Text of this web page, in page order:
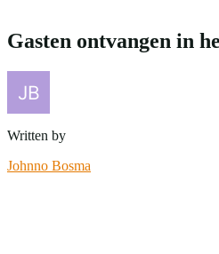
Gasten ontvangen in
Written by
Johnno Bosma